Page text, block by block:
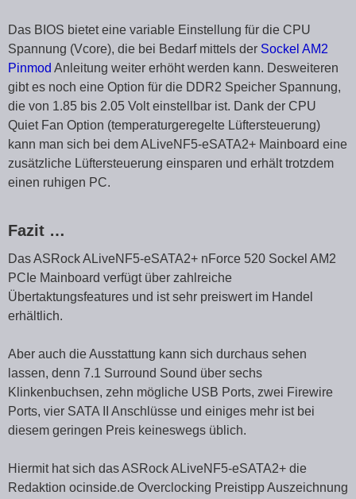
Das BIOS bietet eine variable Einstellung für die CPU
Spannung (Vcore), die bei Bedarf mittels der Sockel AM2
Pinmod Anleitung weiter erhöht werden kann. Desweiteren
gibt es noch eine Option für die DDR2 Speicher Spannung,
die von 1.85 bis 2.05 Volt einstellbar ist. Dank der CPU
Quiet Fan Option (temperaturgeregelte Lüftersteuerung)
kann man sich bei dem ALiveNF5-eSATA2+ Mainboard eine
zusätzliche Lüftersteuerung einsparen und erhält trotzdem
einen ruhigen PC.
Fazit …
Das ASRock ALiveNF5-eSATA2+ nForce 520 Sockel AM2
PCIe Mainboard verfügt über zahlreiche
Übertaktungsfeatures und ist sehr preiswert im Handel
erhältlich.
Aber auch die Ausstattung kann sich durchaus sehen
lassen, denn 7.1 Surround Sound über sechs
Klinkenbuchsen, zehn mögliche USB Ports, zwei Firewire
Ports, vier SATA II Anschlüsse und einiges mehr ist bei
diesem geringen Preis keineswegs üblich.
Hiermit hat sich das ASRock ALiveNF5-eSATA2+ die
Redaktion ocinside.de Overclocking Preistipp Auszeichnung